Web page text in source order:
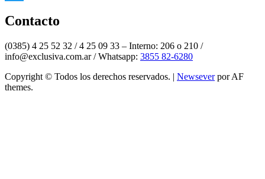
Contacto
(0385) 4 25 52 32 / 4 25 09 33 – Interno: 206 o 210 /
info@exclusiva.com.ar / Whatsapp: 3855 82-6280
Copyright © Todos los derechos reservados. | Newseverpor AF
themes.